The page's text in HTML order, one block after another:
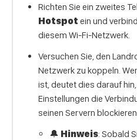
Richten Sie ein zweites
Hotspot ein und
diesem Wi-Fi-Netzwerk.
Versuchen Sie, den
Netzwerk zu koppeln.
ist, deutet dies darauf
Einstellungen die
seinen Servern
🔔 Hinweis: Sobald